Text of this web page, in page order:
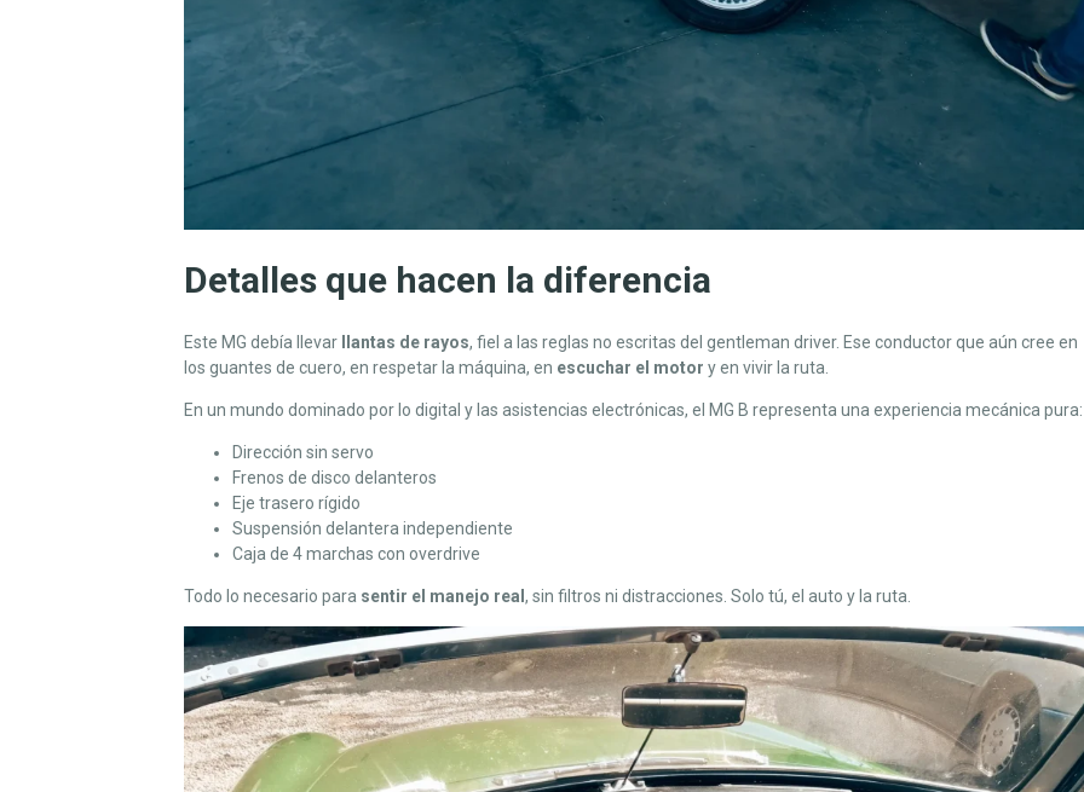
Detalles que hacen la diferencia
Este MG debía llevar llantas de rayos, fiel a las reglas no escritas del gentleman driver. Ese conductor que aún cree en
los guantes de cuero, en respetar la máquina, en escuchar el motor y en vivir la ruta.
En un mundo dominado por lo digital y las asistencias electrónicas, el MG B representa una experiencia mecánica pura:
Dirección sin servo
Frenos de disco delanteros
Eje trasero rígido
Suspensión delantera independiente
Caja de 4 marchas con overdrive
Todo lo necesario para sentir el manejo real, sin filtros ni distracciones. Solo tú, el auto y la ruta.